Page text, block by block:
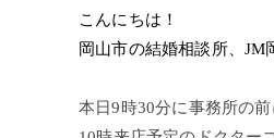
こんにちは！
岡山市の結婚相談所、JM
本日9時30分に事務所の